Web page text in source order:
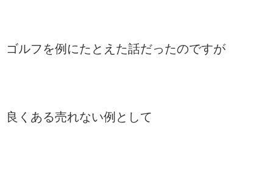
ゴルフを例にたとえた話だったのですが
良くある売れない例として